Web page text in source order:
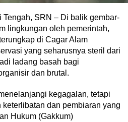
SRN – Di balik gembar-
lingkungan oleh pemerintah,
di Cagar Alam
yang seharusnya steril dari
ladang basah bagi
dan brutal.
kegagalan, tetapi
dan pembiaran yang
Hukum (Gakkum)